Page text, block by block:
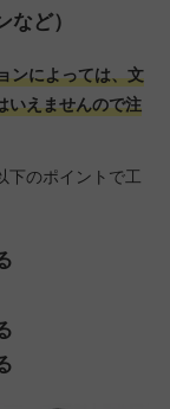
ど）
ンによっては、文
いえませんので注
下のポイントで工